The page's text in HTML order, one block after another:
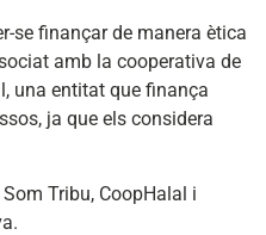
se finançar de manera ètica
amb la cooperativa de
una entitat que finança
ja que els considera
Tribu, CoopHalal i